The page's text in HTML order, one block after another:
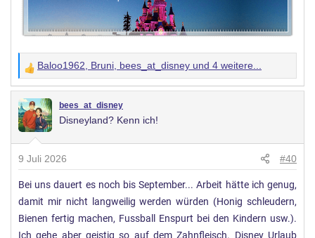
W
e
r
t
g
e
n
:
Baloo1962, Bruni, bees_at_disney und 4 weitere...
bees_at_disney
Disneyland? Kenn ich!
9 Juli 2026 #40
Bei uns dauert es noch bis September... Arbeit hätte ich genug,
damit mir nicht langweilig werden würden (Honig schleudern,
Bienen fertig machen, Fussball Enspurt bei den Kindern usw.).